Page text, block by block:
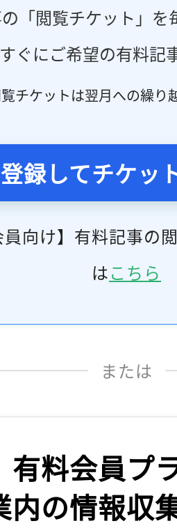
「閲覧チケット」
ぐにご希望の有料記
チケットは翌月への繰り
録してチケッ
員向け】有料記事の
はこちら
または
有料会員プ
内の情報収